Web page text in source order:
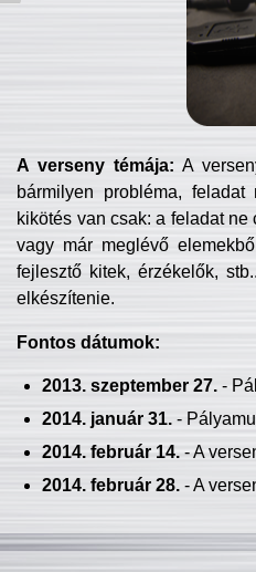
A verseny témája: A
bármilyen probléma, feladat
kikötés van csak: a feladat
vagy már meglévő
fejlesztő kitek, érzékelők,
elkészítenie.
Fontos dátumok:
2013. szeptember 27.-
2014. január 31.-
2014. február 14.- A
2014. február 28.- A